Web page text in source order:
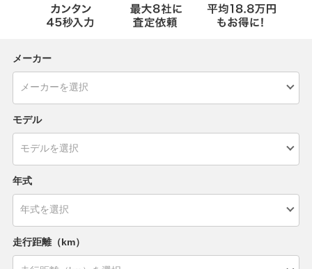
メーカー
モデル
年式
走行距離（km）